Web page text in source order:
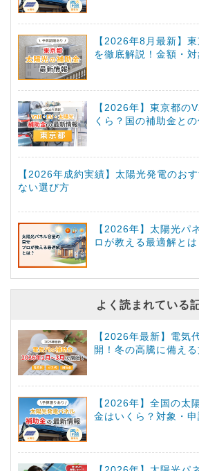
【2026年8月最新】
を徹底解説！金額・
【2026年】東京都の
くら？国の補助金と
【2026年成約実績】太陽光発電のお
ない選び方
【2026年】太陽光パ
ロが教える最適解とは
よく読まれている
【2026年最新】電気
開！冬の高騰に備え
【2026年】全国の太
金はいくら？対象・